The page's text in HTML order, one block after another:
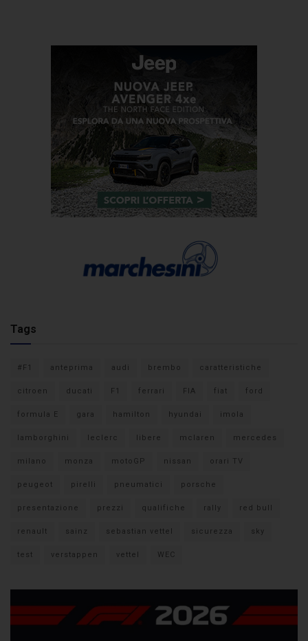
Tags
#F1 anteprima audi brembo caratteristiche
citroen ducati F1 ferrari FIA fiat ford
formula E gara hamilton hyundai imola
lamborghini leclerc libere mclaren mercedes
milano monza motoGP nissan orari TV
peugeot pirelli pneumatici porsche
presentazione prezzi qualifiche rally red bull
renault sainz sebastian vettel sicurezza sky
test verstappen vettel WEC